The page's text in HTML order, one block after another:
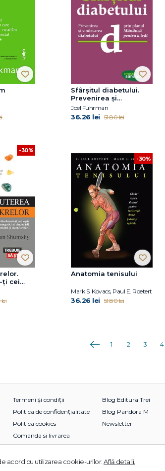
Sfârşitul diabetului.
Prevenirea şi
vindecarea diabetului
prin planul
Joel Fuhrman
36.26 lei 51.80 lei
-30%
ţi cei
şi
lei
-30%
Anatomia tenisului
Mark S. Kovacs, Paul E. Roetert
36.26 lei 51.80 lei
Anterioara
1 2 3 4
Termeni și condiții
Politica de confidențialitate
Politica cookies
Comanda si livrarea
Blog Editura Trei
Blog Pandora M
Newsletter
acord cu utilizarea cookie-urilor. Află detalii.